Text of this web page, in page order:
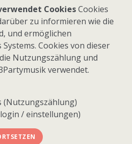
- Alle Rechte vorbehalten
CookiesCookies
zu informieren wie die
und ermöglichen
Cookies von dieser
Nutzungszählung und
verwendet.
(Nutzungszählung)
/ einstellungen)